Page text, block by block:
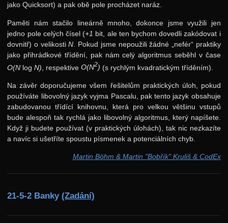
jako Quicksort) a pak obě pole procházet naráz.
Paměti nám stačilo lineárně mnoho, dokonce jsme využili jen
jedno pole celých čísel (+1 bit, ale ten bychom dovedli zakódovat i
dovnitř) o velikostiN . Pokud jsme nepoužili žádné „nefér“ praktiky
jako přihrádkové třídění, pak nám celý algoritmus seběhl v čase
O(N log N) , respektiveO(N2) (s rychlým kvadratickým tříděním).
Na závěr doporučujeme všem řešitelům praktických úloh, pokud
používáte libovolný jazyk vyjma Pascalu, pak tento jazyk obsahuje
zabudovanou třídící knihovnu, která pro velkou většinu vstupů
bude alespoň tak rychlá jako libovolný algoritmus, který napíšete.
Když ji budete používat (v praktických úlohách), tak nic nezkazíte
a navíc si ušetříte spoustu písmenek a potenciálních chyb.
Martin Böhm & Martin "Bobřík" Kruliš & CodEx
21-5-2 Banky(Zadání)
Výsledky
Zadání 5. série
Řešení
Výsledky
Rozděl a panuj
Minimální kostry
Hešování
18. ročník: 05/06
17. ročník: 04/05